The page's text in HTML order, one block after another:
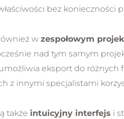
bez konieczności
w zespołowym
nad tym samym
eksport do różnych
z innymi specjalistami
także intuicyjny interfejs i